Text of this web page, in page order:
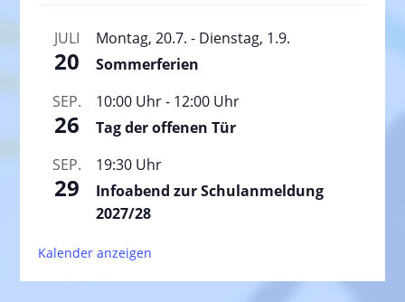
JULI
20
Montag, 20.7. - Dienstag, 1.9.
Sommerferien
SEP.
26
10:00 Uhr- 12:00 Uhr
Tag der offenen Tür
SEP.
29
19:30 Uhr
Infoabend zur Schulanmeldung
2027/28
Kalender anzeigen